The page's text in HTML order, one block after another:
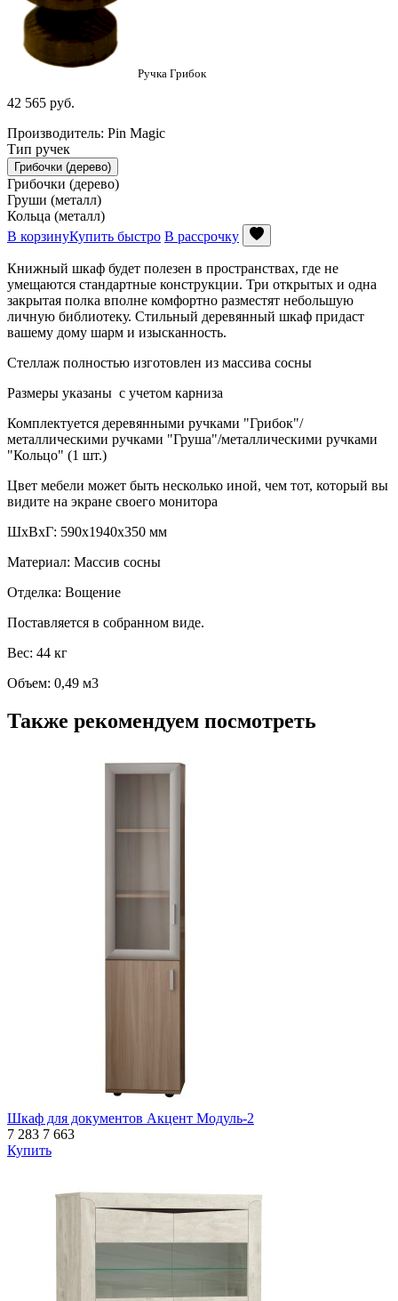
Ручка Грибок
42 565 руб.
Производитель: Pin Magic
Тип ручек
Грибочки (дерево)
Грибочки (дерево)
Груши (металл)
Кольца (металл)
В корзинуКупить быстро В рассрочку
Книжный шкаф будет полезен в пространствах, где не
умещаются стандартные конструкции. Три открытых и одна
закрытая полка вполне комфортно разместят небольшую
личную библиотеку. Стильный деревянный шкаф придаст
вашему дому шарм и изысканность.
Стеллаж полностью изготовлен из массива сосны
Размеры указаны с учетом карниза
Комплектуется деревянными ручками "Грибок"/
металлическими ручками "Груша"/металлическими ручками
"Кольцо" (1 шт.)
Цвет мебели может быть несколько иной, чем тот, который вы
видите на экране своего монитора
ШxВхГ: 590х1940х350 мм
Материал: Массив сосны
Отделка: Вощение
Поставляется в собранном виде.
Вес: 44 кг
Объем: 0,49 м3
Также рекомендуем посмотреть
Шкаф для документов Акцент Модуль-2
7 283 7 663
Купить